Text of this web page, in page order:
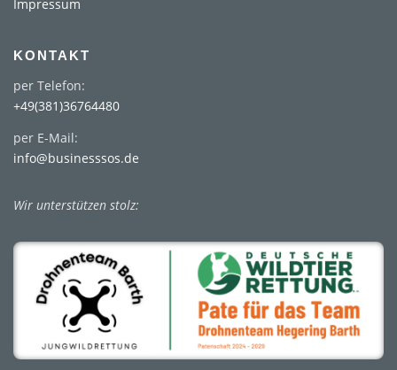
Impressum
KONTAKT
per Telefon:
+49(381)36764480
per E-Mail:
info@businesssos.de
Wir unterstützen stolz: